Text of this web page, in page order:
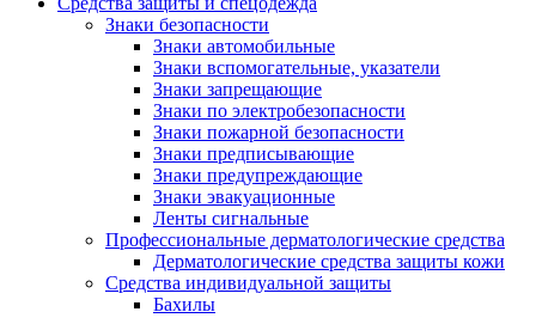
Знаки безопасности
Знаки автомобильные
Знаки вспомогательные, указатели
Знаки запрещающие
Знаки по электробезопасности
Знаки пожарной безопасности
Знаки предписывающие
Знаки предупреждающие
Знаки эвакуационные
Ленты сигнальные
Профессиональные дерматологические средства
Дерматологические средства защиты кожи
Средства индивидуальной защиты
Бахилы